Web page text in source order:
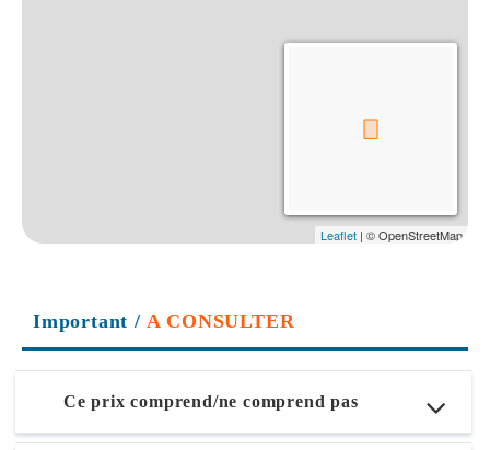
Important / A CONSULTER
Ce prix comprend/ne comprend pas